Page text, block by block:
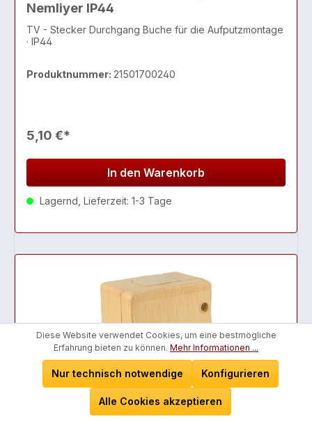
Nemliyer IP44
TV - Stecker Durchgang Buche für die Aufputzmontage
· IP44
Produktnummer: 21501700240
5,10 €*
In den Warenkorb
Lagernd, Lieferzeit: 1-3 Tage
Diese Website verwendet Cookies, um eine bestmögliche
Erfahrung bieten zu können. Mehr Informationen ...
Nur technisch notwendige Konfigurieren
Alle Cookies akzeptieren